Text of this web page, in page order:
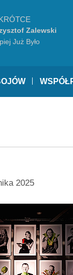
Zalewski
Już Było
2025